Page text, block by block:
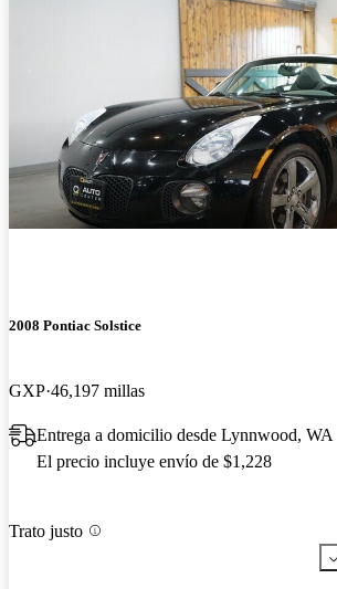
2008 Pontiac Solstice
GXP 46,197 millas
Entrega a domicilio desde Lynnwood, WA
El precio incluye envío de $1,228
Trato justo